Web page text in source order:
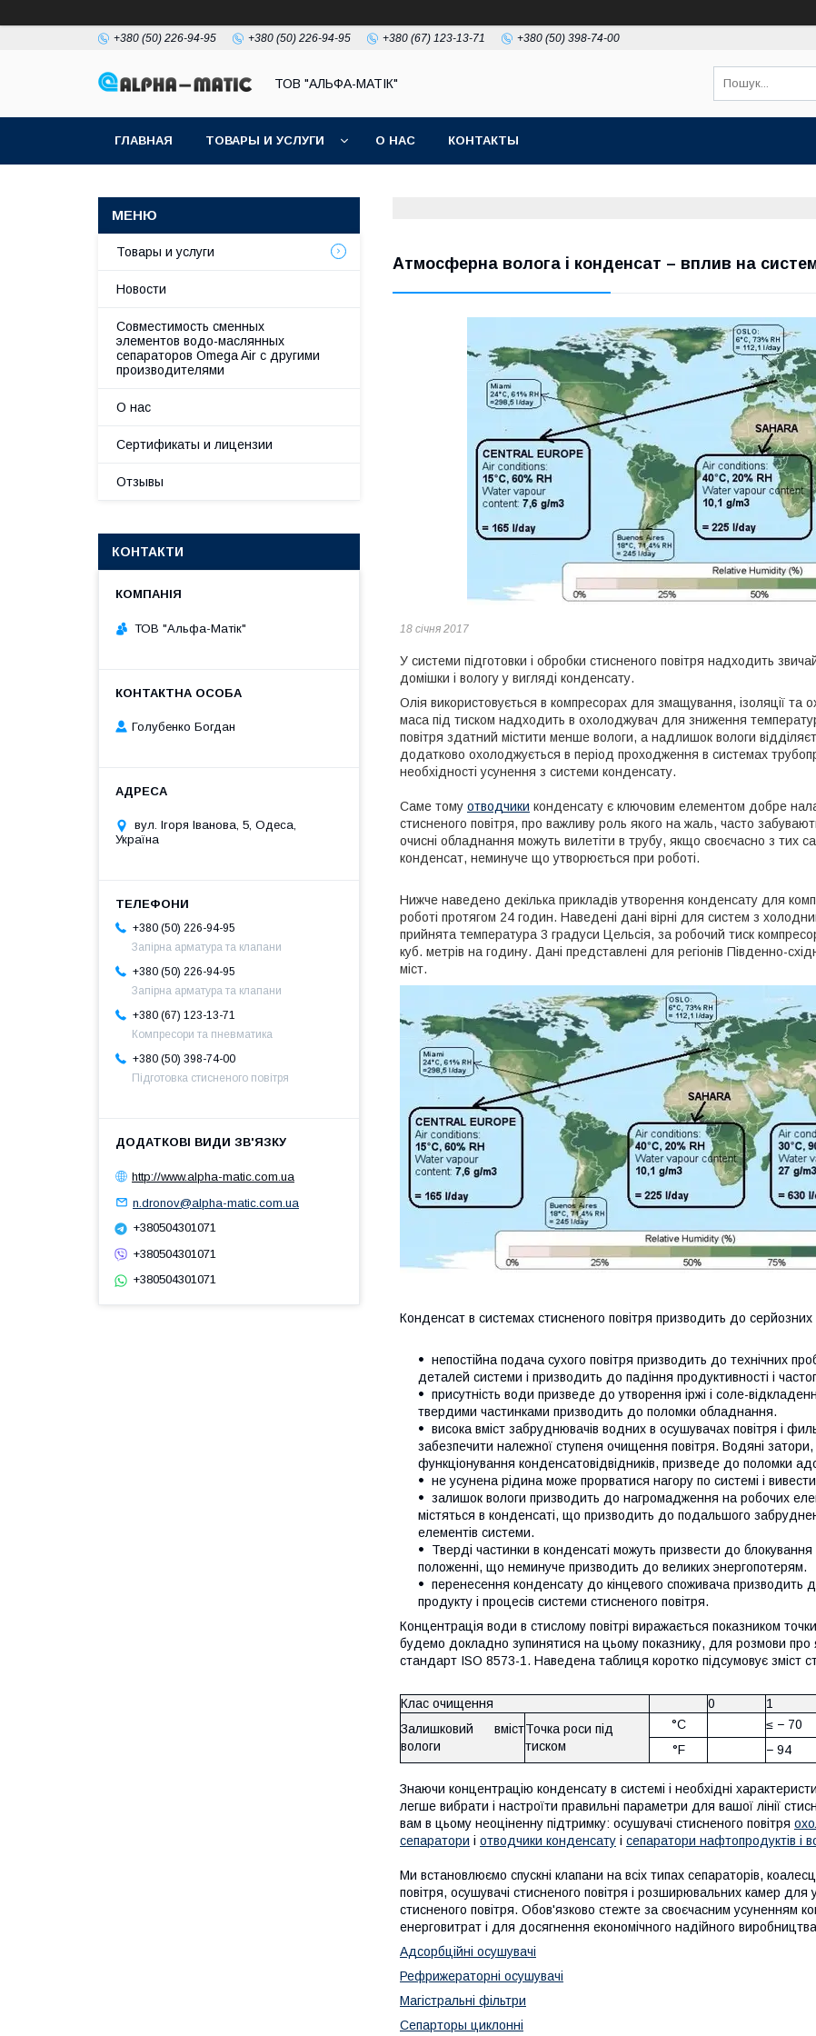
+380 (50) 226-94-95 +380 (50) 226-94-95 +380 (67) 123-13-71 +380 (50) 398-74-00
ТОВ "АЛЬФА-МАТІК"
ГЛАВНАЯ ТОВАРЫ И УСЛУГИ О НАС КОНТАКТЫ
Атмосферна волога і конденсат – вплив на
18 січня 2017
У системи підготовки і обробки стисненого повітря надходить
домішки і вологу у вигляді конденсату.
Олія використовується в компресорах для змащування, ізоляції та
маса під тиском надходить в охолоджувач для зниження
повітря здатний містити менше вологи, а надлишок вологи
додатково охолоджується в період проходження в системах
необхідності усунення з системи конденсату.
Саме тому отводчики конденсату є ключовим елементом добре
стисненого повітря, про важливу роль якого на жаль, часто
очисні обладнання можуть вилетіти в трубу, якщо своєчасно з тих
конденсат, неминуче що утворюється при роботі.
Нижче наведено декілька прикладів утворення конденсату для
роботі протягом 24 годин. Наведені дані вірні для систем з
прийнята температура 3 градуси Цельсія, за робочий тиск
куб. метрів на годину. Дані представлені для регіонів Південно-
міст.
Конденсат в системах стисненого повітря призводить до
непостійна подача сухого повітря призводить до технічних
деталей системи і призводить до падіння продуктивності і
присутність води призведе до утворення іржі і соле-
твердими частинками призводить до поломки обладнання.
висока вміст забруднювачів водних в осушувачах повітря і
забезпечити належної ступеня очищення повітря. Водяні
функціонування конденсатовідвідників, призведе до поломки
не усунена рідина може прорватися нагору по системі і
залишок вологи призводить до нагромадження на робочих
містяться в конденсаті, що призводить до подальшого
елементів системи.
Тверді частинки в конденсаті можуть призвести до блокування
положенні, що неминуче призводить до великих энергопотерям.
перенесення конденсату до кінцевого споживача призводить
продукту і процесів системи стисненого повітря.
Концентрація води в стислому повітрі виражається показником
будемо докладно зупинятися на цьому показнику, для розмови про
стандарт ISO 8573-1. Наведена таблиця коротко підсумовує зміст
Клас очищення 0 1
Залишковий вміст
вологи
Точка роси під
тиском
°C ≤ − 70
°F
− 94
Знаючи концентрацію конденсату в системі і необхідні
легше вибрати і настроїти правильні параметри для вашої лінії
вам в цьому неоціненну підтримку: осушувачі стисненого повітря
сепаратори і отводчики конденсату і сепаратори нафтопродуктів і
Ми встановлюємо спускні клапани на всіх типах сепараторів,
повітря, осушувачі стисненого повітря і розширювальних камер
стисненого повітря. Обов'язково стежте за своєчасним усуненням
енерговитрат і для досягнення економічного надійного
Адсорбційні осушувачі
Рефрижераторні осушувачі
Магістральні фільтри
Сепарторы циклонні
Товары и услуги
Новости
Совместимость сменных
элементов водо-маслянных
сепараторов Omega Air с другими
производителями
О нас
Сертификаты и лицензии
Отзывы
КОНТАКТИ
ТОВ "Альфа-Матік"
Голубенко Богдан
вул. Ігоря Іванова, 5, Одеса,
Україна
+380 (50) 226-94-95
Запірна арматура та клапани
+380 (50) 226-94-95
Запірна арматура та клапани
+380 (67) 123-13-71
Компресори та пневматика
+380 (50) 398-74-00
Підготовка стисненого повітря
http://www.alpha-matic.com.ua
n.dronov@alpha-matic.com.ua
+380504301071
+380504301071
+380504301071